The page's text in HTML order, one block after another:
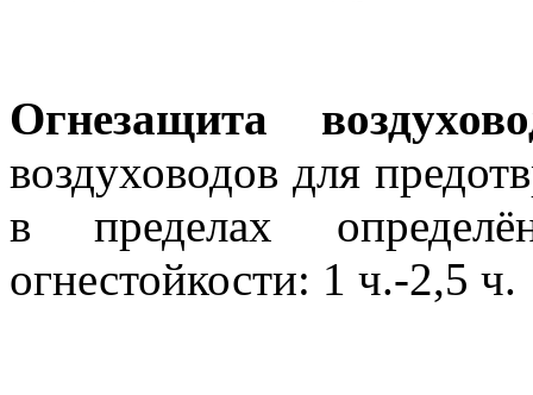
Огнезащита
воздуховодов для
в пределах
огнестойкости: 1 ч.-2,5 ч.